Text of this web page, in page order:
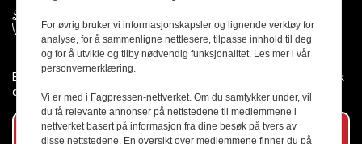
Byggmesteren følger Vær Varsom-plakaten og presseetikken slik
den er nedfelt i Redaktørplakaten.
Abonner på vårt nyhetsbrev
For øvrig bruker vi informasjonskapsler og lignende verktøy for
analyse, for å sammenligne nettlesere, tilpasse innhold til deg
og for å utvikle og tilby nødvendig funksjonalitet. Les mer i vår
personvernerklæring.
Vi er med i Fagpressen-nettverket. Om du samtykker under, vil
du få relevante annonser på nettstedene til medlemmene i
nettverket basert på informasjon fra dine besøk på tvers av
disse nettstedene. En oversikt over medlemmene finner du på